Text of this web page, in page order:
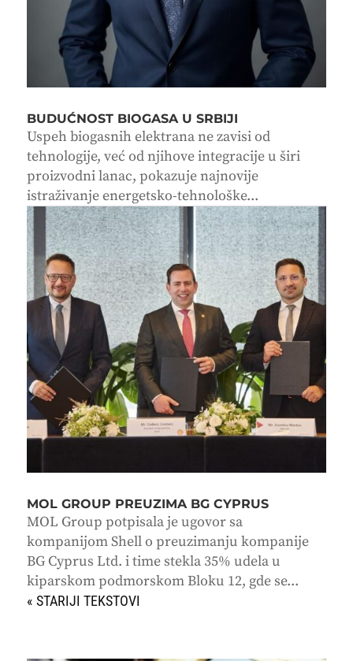
BUDUĆNOST BIOGASA U SRBIJI
Uspeh biogasnih elektrana ne zavisi od
tehnologije, već od njihove integracije u širi
proizvodni lanac, pokazuje najnovije
istraživanje energetsko-tehnološke...
MOL GROUP PREUZIMA BG CYPRUS
MOL Group potpisala je ugovor sa
kompanijom Shell o preuzimanju kompanije
BG Cyprus Ltd. i time stekla 35% udela u
kiparskom podmorskom Bloku 12, gde se...
« STARIJI UNOSI